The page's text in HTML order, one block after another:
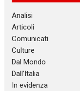
Analisi
Articoli
Comunicati
Culture
Dal Mondo
Dall’Italia
In evidenza